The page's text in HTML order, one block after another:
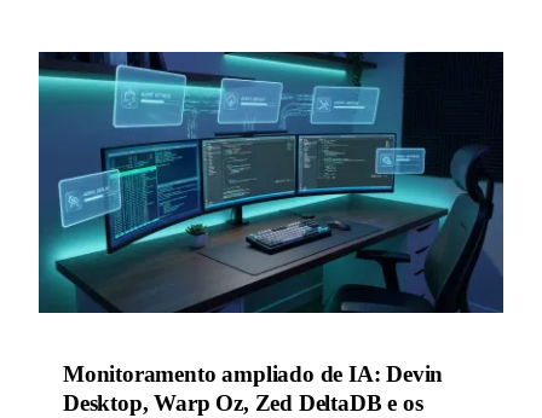
Monitoramento ampliado de IA: Devin
Desktop, Warp Oz, Zed DeltaDB e os